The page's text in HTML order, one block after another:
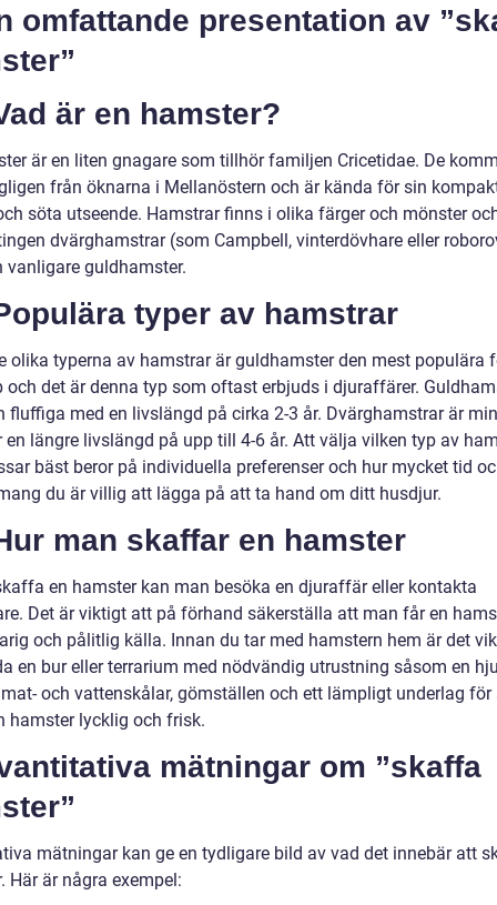
omfattande presentation av
är en hamster?
är en liten gnagare som tillhör familjen Cricetidae. De
från öknarna i Mellanöstern och är kända för sin
söta utseende. Hamstrar finns i olika färger och mönster
dvärghamstrar (som Campbell, vinterdövhare eller
vanligare guldhamster.
typer av hamstrar
olika typerna av hamstrar är guldhamster den mest populära
och det är denna typ som oftast erbjuds i djuraffärer.
fluffiga med en livslängd på cirka 2-3 år. Dvärghamstrar är
en längre livslängd på upp till 4-6 år. Att välja vilken typ av
bäst beror på individuella preferenser och hur mycket tid
du är villig att lägga på att ta hand om ditt husdjur.
man skaffar en hamster
en hamster kan man besöka en djuraffär eller kontakta
Det är viktigt att på förhand säkerställa att man får en
och pålitlig källa. Innan du tar med hamstern hem är det
en bur eller terrarium med nödvändig utrustning såsom en
och vattenskålar, gömställen och ett lämpligt underlag för
hamster lycklig och frisk.
mätningar om ”skaffa
mätningar kan ge en tydligare bild av vad det innebär att
Här är några exempel: